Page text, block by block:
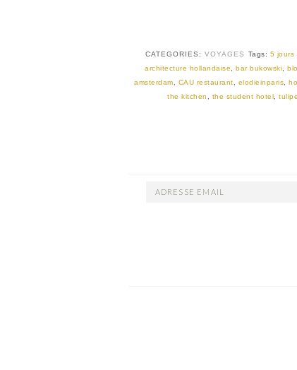
CATEGORIES: VOYAGES Tags: 5 jours
architecture hollandaise
bar bukowski
amsterdam
CAU restaurant elodieinparis
the kitchen
the student hotel ,
ADRESSE